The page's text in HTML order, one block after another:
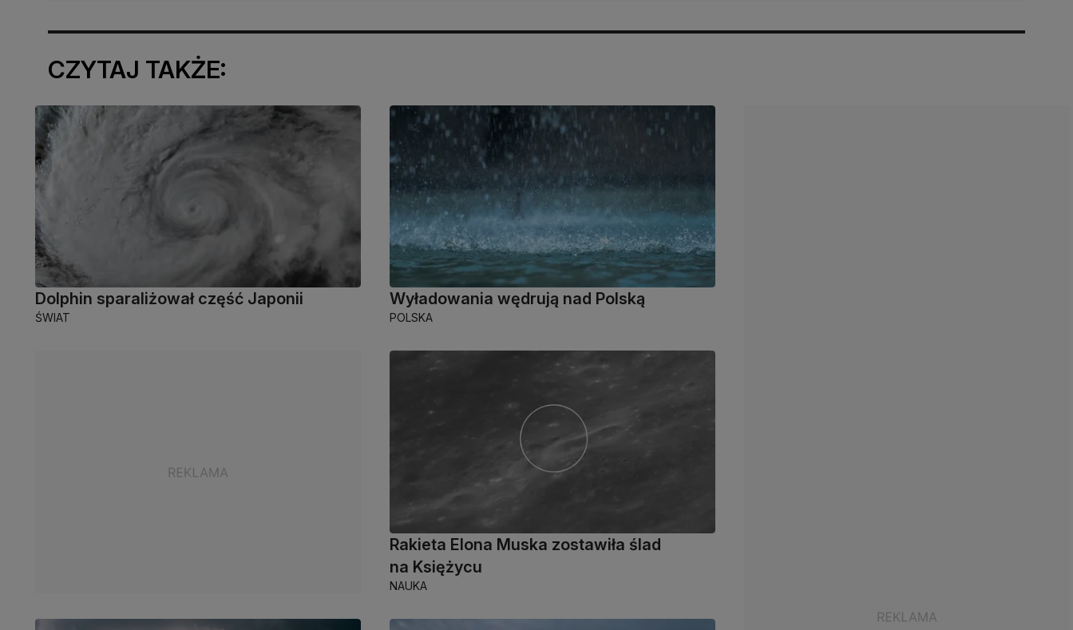
CZYTAJ TAKŻE:
Dolphin sparaliżował część Japonii
ŚWIAT
Wyładowania wędrują nad Polską
POLSKA
Rakieta Elona Muska zostawiła ślad
na Księżycu
NAUKA